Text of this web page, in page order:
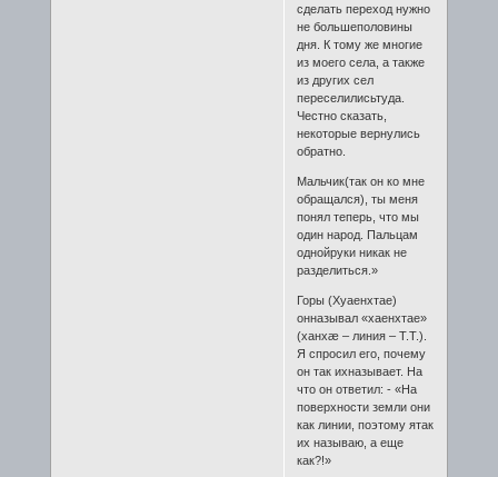
сделать переход нужно
не большеполовины
дня. К тому же многие
из моего села, а также
из других сел
переселилисьтуда.
Честно сказать,
некоторые вернулись
обратно.
Мальчик(так он ко мне
обращался), ты меня
понял теперь, что мы
один народ. Пальцам
однойруки никак не
разделиться.»
Горы (Хуаенхтае)
онназывал «хаенхтае»
(ханхæ – линия – Т.Т.).
Я спросил его, почему
он так ихназывает. На
что он ответил: - «На
поверхности земли они
как линии, поэтому ятак
их называю, а еще
как?!»